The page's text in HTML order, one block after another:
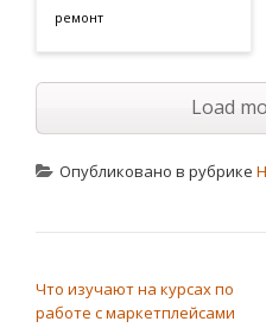
ремонт
Load
Опубликовано в рубрике
Что изучают на курсах по
работе с маркетплейсами